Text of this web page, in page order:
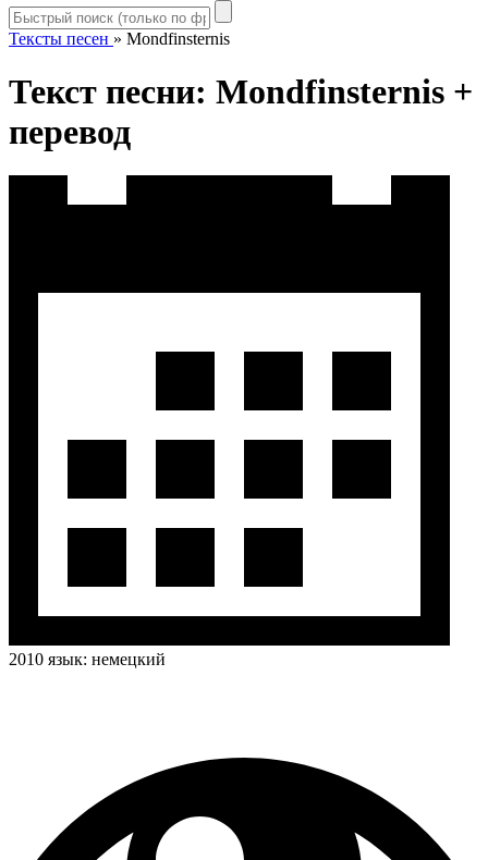
Тексты песен » Mondfinsternis
Текст песни: Mondfinsternis +
перевод
2010 язык: немецкий